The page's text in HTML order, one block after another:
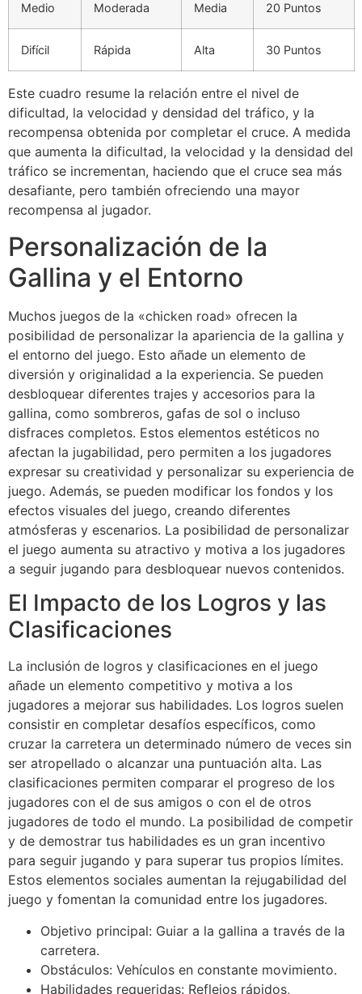
Medio Moderada Media 20 Puntos
Difícil Rápida Alta 30 Puntos
Este cuadro resume la relación entre el nivel de
dificultad, la velocidad y densidad del tráfico, y la
recompensa obtenida por completar el cruce. A medida
que aumenta la dificultad, la velocidad y la densidad del
tráfico se incrementan, haciendo que el cruce sea más
desafiante, pero también ofreciendo una mayor
recompensa al jugador.
Personalización de la
Gallina y el Entorno
Muchos juegos de la «chicken road» ofrecen la
posibilidad de personalizar la apariencia de la gallina y
el entorno del juego. Esto añade un elemento de
diversión y originalidad a la experiencia. Se pueden
desbloquear diferentes trajes y accesorios para la
gallina, como sombreros, gafas de sol o incluso
disfraces completos. Estos elementos estéticos no
afectan la jugabilidad, pero permiten a los jugadores
expresar su creatividad y personalizar su experiencia de
juego. Además, se pueden modificar los fondos y los
efectos visuales del juego, creando diferentes
atmósferas y escenarios. La posibilidad de personalizar
el juego aumenta su atractivo y motiva a los jugadores
a seguir jugando para desbloquear nuevos contenidos.
El Impacto de los Logros y las
Clasificaciones
La inclusión de logros y clasificaciones en el juego
añade un elemento competitivo y motiva a los
jugadores a mejorar sus habilidades. Los logros suelen
consistir en completar desafíos específicos, como
cruzar la carretera un determinado número de veces sin
ser atropellado o alcanzar una puntuación alta. Las
clasificaciones permiten comparar el progreso de los
jugadores con el de sus amigos o con el de otros
jugadores de todo el mundo. La posibilidad de competir
y de demostrar tus habilidades es un gran incentivo
para seguir jugando y para superar tus propios límites.
Estos elementos sociales aumentan la rejugabilidad del
juego y fomentan la comunidad entre los jugadores.
Objetivo principal: Guiar a la gallina a través de la
carretera.
Obstáculos: Vehículos en constante movimiento.
Habilidades requeridas: Reflejos rápidos,